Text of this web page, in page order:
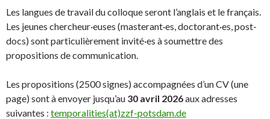
Les langues de travail du colloque seront l’anglais et le français.
Les jeunes chercheur·euses (masterant·es, doctorant·es, post-
docs) sont particulièrement invité·es à soumettre des
propositions de communication.
Les propositions (2500 signes) accompagnées d’un CV (une
page) sont à envoyer jusqu’au 30 avril 2026aux adresses
suivantes : temporalities(at)zzf-potsdam.de